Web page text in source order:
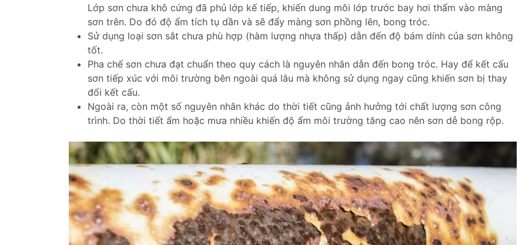
Lớp sơn chưa khô cứng đã phủ lớp kế tiếp, khiến dung môi lớp trước bay hơi thấm vào màng
sơn trên. Do đó độ ẩm tích tụ dần và sẽ đẩy màng sơn phồng lên, bong tróc.
Sử dụng loại sơn sắt chưa phù hợp (hàm lượng nhựa thấp) dẫn đến độ bám dính của sơn không
tốt.
Pha chế sơn chưa đạt chuẩn theo quy cách là nguyên nhân dẫn đến bong tróc. Hay để kết cấu
sơn tiếp xúc với môi trường bên ngoài quá lâu mà không sử dụng ngay cũng khiến sơn bị thay
đổi kết cấu.
Ngoài ra, còn một số nguyên nhân khác do thời tiết cũng ảnh hưởng tới chất lượng sơn công
trình. Do thời tiết ẩm hoặc mưa nhiều khiến độ ẩm môi trường tăng cao nên sơn dễ bong rộp.